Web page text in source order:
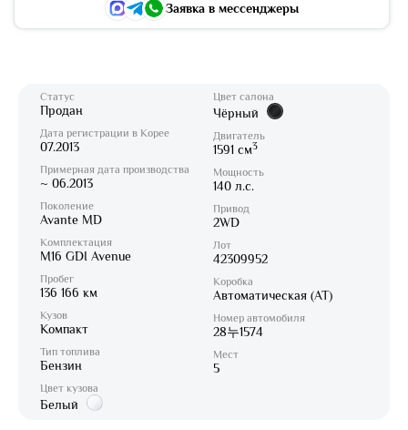
Заявка в мессенджеры
Статус
Продан
Дата регистрации в Корее
07.2013
Примерная дата производства
~ 06.2013
Поколение
Avante MD
Комплектация
M16 GDI Avenue
Пробег
136 166 км
Кузов
Компакт
Тип топлива
Бензин
Цвет кузова
Белый
Цвет салона
Чёрный
Двигатель
1591 см3
Мощность
140 л.с.
Привод
2WD
Лот
42309952
Коробка
Автоматическая (AT)
Номер автомобиля
28누1574
Мест
5